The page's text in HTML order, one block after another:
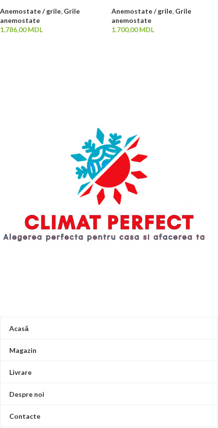
Anemostate / grile, Grile
anemostate
1.786,00MDL
Anemostate / grile, Grile
anemostate
1.700,00MDL
Acasă
Magazin
Livrare
Despre noi
Contacte